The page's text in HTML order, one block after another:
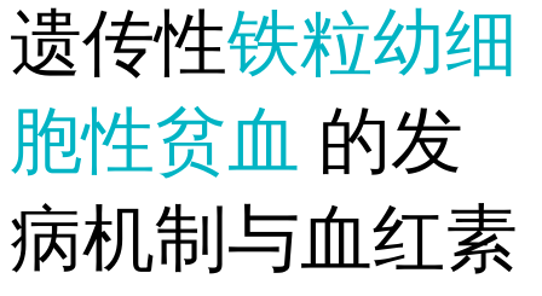
遗传性铁粒幼细
胞性贫血 的发
病机制与血红素